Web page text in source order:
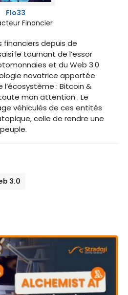
Flo33
Financier
financiers depuis de
le tournant de l’essor
et du Web 3.0
novatrice apportée
l’écosystème : Bitcoin &
mon attention . Le
véhiculés de ces entités
celle de rendre une
3.0